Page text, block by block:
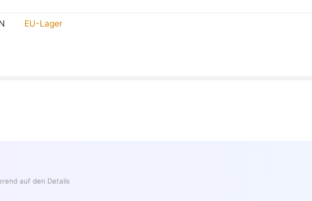
EU-Lager
auf den Details